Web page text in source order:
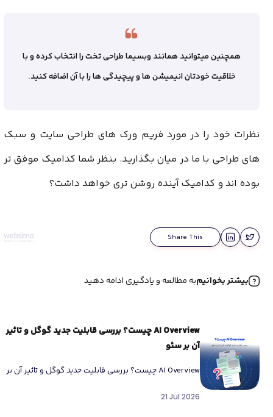
همچنین میتوانید همانند وبسیما طراحی تخت را انتخاب کرده و با
خلاقیت خودتان انیمیشن ها و پیچیدگی ها را با آن اضافه کنید.
نظرات خود را در مورد فریم ورک های طراحی سایت و سبک
های طراحی با ما در میان بگذارید. بنظر شما کدامیک موفق تر
بوده اند و کدامیک آینده روشن تری خواهد داشت؟
Share This
بیشتر بخوانیمبه مطالعه و یادگیری ادامه دهید
AI Overview چیست؟ بررسی قابلیت جدید گوگل و تاثیر
آن بر سئو
AI Overview چیست؟ بررسی قابلیت جدید گوگل و تاثیر آن بر
سئو اگر طی ماه‌های اخیر هنگام جستجو در گوگل […]
21 Jul 2026